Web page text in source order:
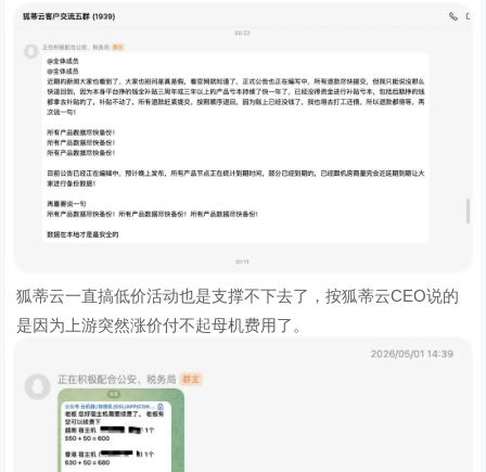
狐蒂云一直搞低价活动也是支撑不下去了，按狐蒂云CEO说的
是因为上游突然涨价付不起母机费用了。